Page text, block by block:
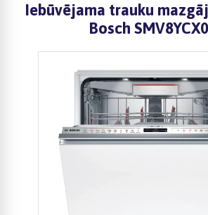
Iebūvējama trauku
Bosch